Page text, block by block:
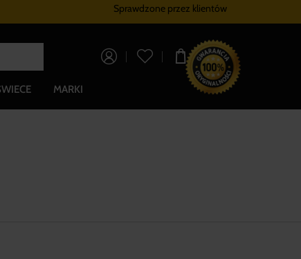
Program lojalnościowy Bezpłatna
Sprawdzone przez klientów
0,00 zł
MARKI